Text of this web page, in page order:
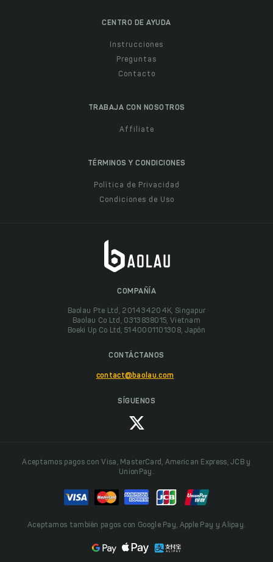
CENTRO DE AYUDA
Instrucciones
Preguntas
Contacto
TRABAJA CON NOSOTROS
Affiliate
TÉRMINOS Y CONDICIONES
Política de Privacidad
Condiciones de Uso
COMPAÑÍA
Baolau Pte Ltd, 201434204K, Singapur
Baolau Co Ltd, 0313838015, Vietnam
Boeki Up Co Ltd, 5140001101308, Japón
CONTÁCTANOS
contact@baolau.com
SÍGUENOS
Aceptamos pagos con Visa, MasterCard, American Express, JCB y
UnionPay.
Aceptamos también pagos con Google Pay, Apple Pay y Alipay.